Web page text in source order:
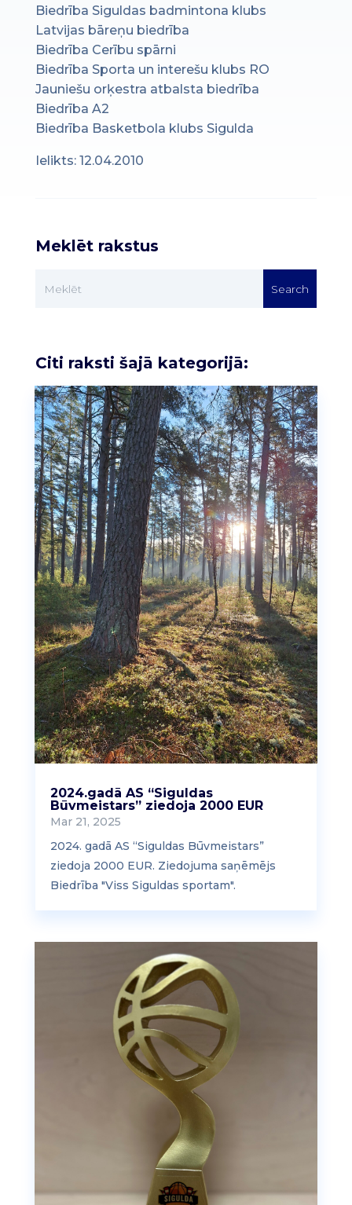
Biedrība Siguldas badmintona klubs
Latvijas bāreņu biedrība
Biedrība Cerību spārni
Biedrība Sporta un interešu klubs RO
Jauniešu orķestra atbalsta biedrība
Biedrība A2
Biedrība Basketbola klubs Sigulda
Ielikts: 12.04.2010
Meklēt rakstus
Citi raksti šajā kategorijā:
2024.gadā AS “Siguldas
Būvmeistars” ziedoja 2000 EUR
Mar 21, 2025
2024. gadā AS “Siguldas Būvmeistars”
ziedoja 2000 EUR. Ziedojuma saņēmējs
Biedrība "Viss Siguldas sportam".